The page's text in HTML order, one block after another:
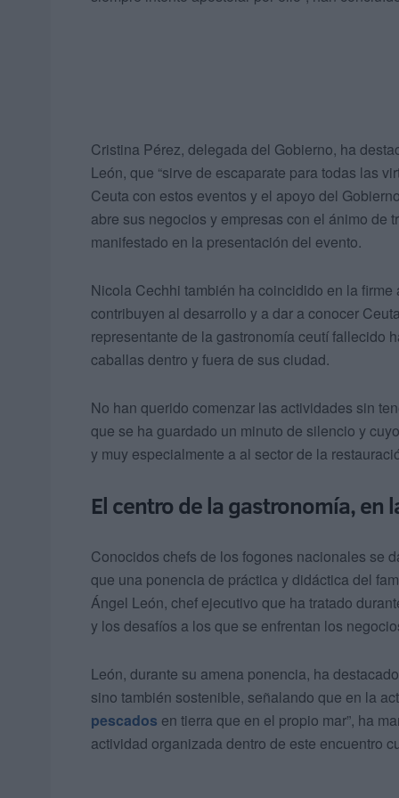
Cristina Pérez, delegada del Gobierno, ha
León, que “sirve de escaparate para todas las
Ceuta con estos eventos y el apoyo del
abre sus negocios y empresas con el ánimo de
manifestado en la presentación del evento.
Nicola Cechhi también ha coincidido en la
contribuyen al desarrollo y a dar a conocer
representante de la gastronomía ceutí fallecido
caballas dentro y fuera de sus ciudad.
No han querido comenzar las actividades sin
que se ha guardado un minuto de silencio y
y muy especialmente a al sector de la
El centro de la gastronomía, en
Conocidos chefs de los fogones nacionales se
que una ponencia de práctica y didáctica del
Ángel León, chef ejecutivo que ha tratado
y los desafíos a los que se enfrentan los
León, durante su amena ponencia, ha
sino también sostenible, señalando que en la
pescados en tierra que en el propio mar”, ha
actividad organizada dentro de este encuentro